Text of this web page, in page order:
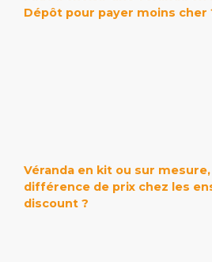
Dépôt pour payer moins cher
Véranda en kit ou sur
différence de prix chez les
discount ?